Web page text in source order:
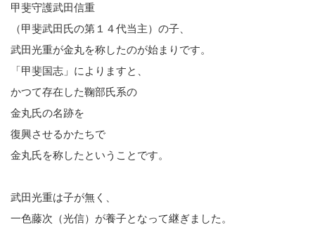
甲斐守護武田信重
（甲斐武田氏の第１４代当主）の子、
武田光重が金丸を称したのが始まりです。
「甲斐国志」によりますと、
かつて存在した鞠部氏系の
金丸氏の名跡を
復興させるかたちで
金丸氏を称したということです。
武田光重は子が無く、
一色藤次（光信）が養子となって継ぎました。